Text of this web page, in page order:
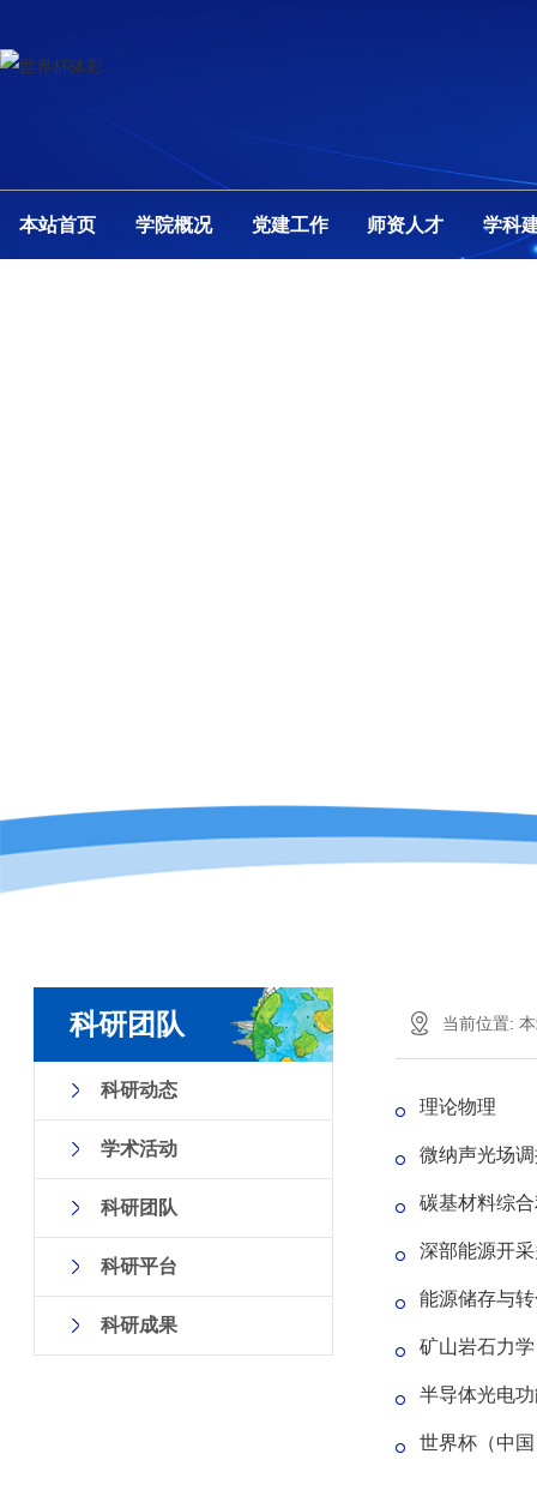
本站首页 学院概况 党建工作 师资人才 学科
科研团队
科研动态
学术活动
科研团队
科研平台
科研成果
当前位置:
理论物理
微纳声光场
碳基材料综
深部能源开
能源储存与
矿山岩石力学
半导体光电
世界杯（中